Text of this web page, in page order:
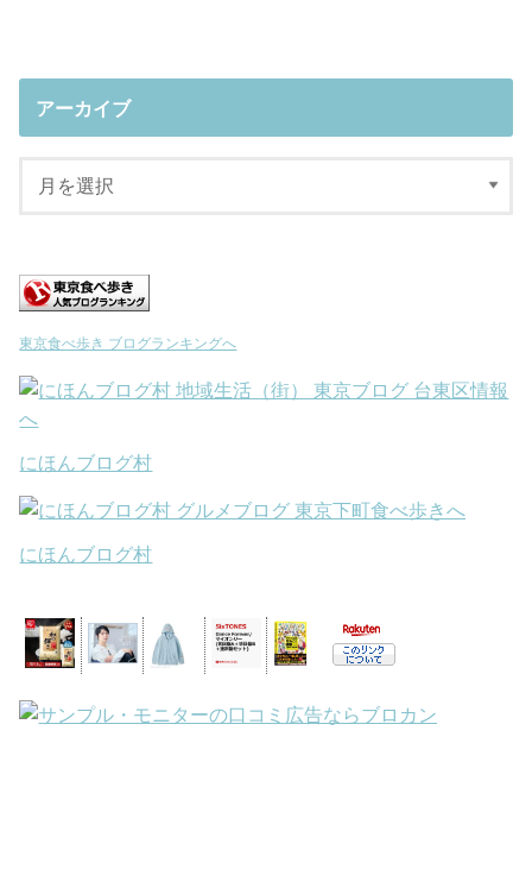
アーカイブ
東京食べ歩き ブログランキングへ
にほんブログ村
にほんブログ村